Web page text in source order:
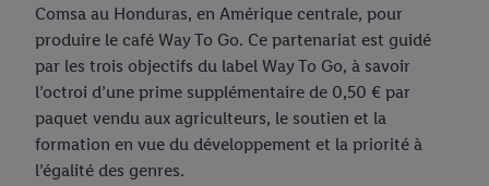
Comsa au Honduras, en Amérique centrale, pour
produire le café Way To Go. Ce partenariat est guidé
par les trois objectifs du label Way To Go, à savoir
l’octroi d’une prime supplémentaire de 0,50 € par
paquet vendu aux agriculteurs, le soutien et la
formation en vue du développement et la priorité à
l’égalité des genres.
dont dispose Criteo S.A.
Sous « Personnaliser », vous pouvez autoriser des finalités
individuelles et trouver de plus amples informations sur le
traitement des données.
En cliquant sur « Refuser », vous pouvez autoriser uniquement
l’utilisation des technologies nécessaires. En cliquant sur «
Accepter », vous autorisez tous les traitements pour toutes les